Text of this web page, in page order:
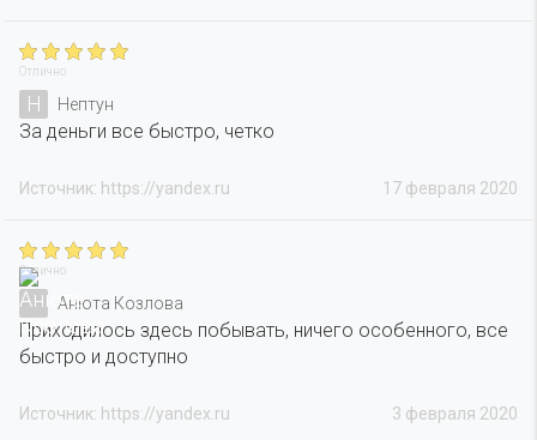
Отлично
Н Нептун
За деньги все быстро, четко
17 февраля 2020
Источник: https://yandex.ru
Отлично
Анюта Козлова
Приходилось здесь побывать, ничего особенного, все
быстро и доступно
3 февраля 2020
Источник: https://yandex.ru